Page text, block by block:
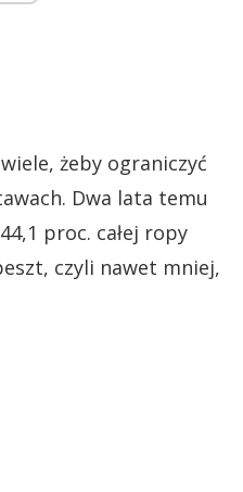
żeby ograniczyć
Dwa lata temu
proc. całej ropy
czyli nawet mniej,